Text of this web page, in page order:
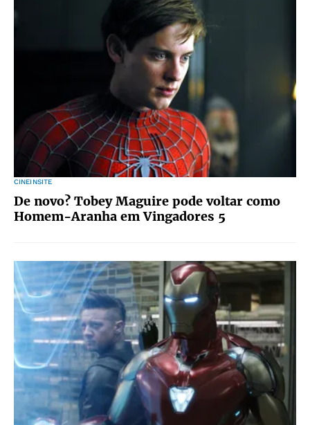
CINEINSITE
De novo? Tobey Maguire pode voltar como
Homem-Aranha em Vingadores 5